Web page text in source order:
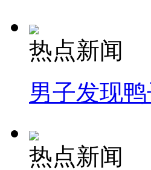
热点新闻
男子发现
热点新闻